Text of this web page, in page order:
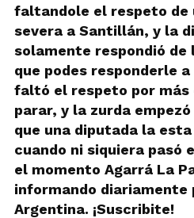
faltandole el respeto de
severa a Santillán, y la
solamente respondió de
que podes responderle
faltó el respeto por más
parar, y la zurda
que una diputada la
cuando ni siquiera pasó
el momento Agarrá La
informando diariamente
Argentina. ¡Suscribite!